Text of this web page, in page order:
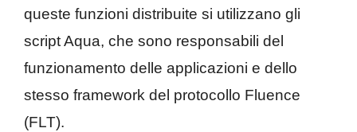
queste funzioni distribuite si utilizzano gli
script Aqua, che sono responsabili del
funzionamento delle applicazioni e dello
stesso framework del protocollo Fluence
(FLT).